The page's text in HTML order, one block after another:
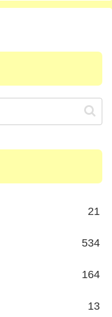
21
534
164
13